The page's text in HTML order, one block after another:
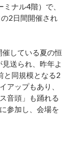
ナル4階）で、
2日間開催され
している夏の恒
送られ、昨年よ
と同規模となる2
アップもあり、
音頭」も踊れる
参加し、会場を